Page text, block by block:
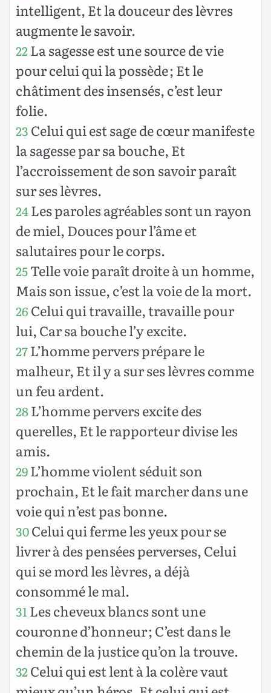
intelligent, Et la douceur des lèvres
augmente le savoir.
22La sagesse est une source de vie
pour celui qui la possède ; Et le
châtiment des insensés, c’est leur
folie.
23 Celui qui est sage de cœur manifeste
la sagesse par sa bouche, Et
l’accroissement de son savoir paraît
sur ses lèvres.
24Les paroles agréables sont un rayon
de miel, Douces pour l’âme et
salutaires pour le corps.
25Telle voie paraît droite à un homme,
Mais son issue, c’est la voie de la mort.
26 Celui qui travaille, travaille pour
lui, Car sa bouche l’y excite.
27L’homme pervers prépare le
malheur, Et il y a sur ses lèvres comme
un feu ardent.
28L’homme pervers excite des
querelles, Et le rapporteur divise les
amis.
29L’homme violent séduit son
prochain, Et le fait marcher dans une
voie qui n’est pas bonne.
30Celui qui ferme les yeux pour se
livrer à des pensées perverses, Celui
qui se mord les lèvres, a déjà
consommé le mal.
31 Les cheveux blancs sont une
couronne d’honneur ; C’est dans le
chemin de la justice qu’on la trouve.
32Celui qui est lent à la colère vaut